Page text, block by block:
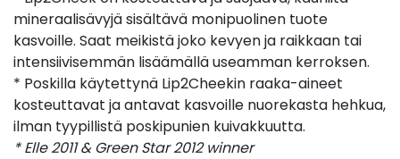
mineraalisävyjä sisältävä monipuolinen tuote
kasvoille. Saat meikistä joko kevyen ja raikkaan tai
intensiivisemmän lisäämällä useamman kerroksen.
* Poskilla käytettynä Lip2Cheekin raaka-aineet
kosteuttavat ja antavat kasvoille nuorekasta hehkua,
ilman tyypillistä poskipunien kuivakkuutta.
* Elle 2011 & Green Star 2012 winner